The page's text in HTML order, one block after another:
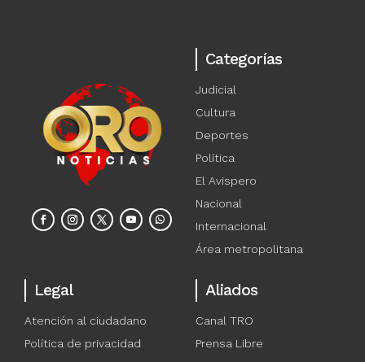
Categorías
Judicial
Cultura
Deportes
Política
El Avispero
Nacional
Internacional
Área metropolitana
Legal
Atención al ciudadano
Política de privacidad
Aliados
Canal TRO
Prensa Libre